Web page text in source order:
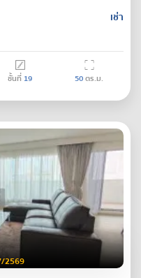
เช่า
ชั้นที่ 19 50ตร.ม.
2569